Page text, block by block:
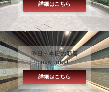
詳細はこちら
昨日・本日の新着
new arrival
詳細はこちら